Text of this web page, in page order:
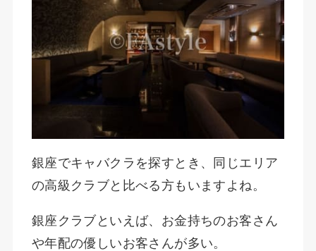
銀座でキャバクラを探すとき、同じエリア
の高級クラブと比べる方もいますよね。
銀座クラブといえば、お金持ちのお客さん
や年配の優しいお客さんが多い。